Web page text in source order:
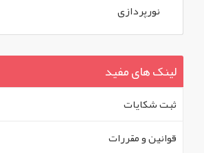
نورپردازی
لینک های مفید
ثبت شکايات
قوانين و مقررات